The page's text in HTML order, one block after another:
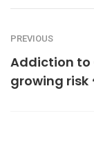
PREVIOUS
Addiction to
growing risk